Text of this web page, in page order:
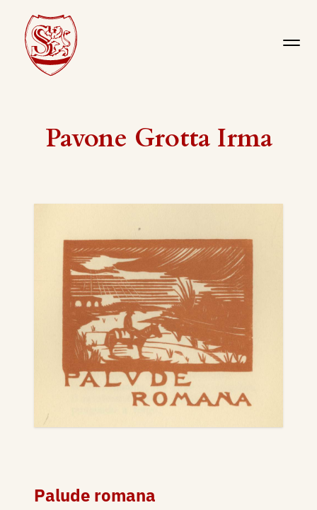
Pavone Grotta Irma
Palude romana